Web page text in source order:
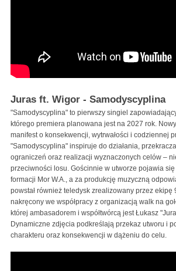
Juras ft. Wigor - Samodyscyplina
"Samodyscyplina" to pierwszy singiel
którego premiera planowana jest na 2027 rok.
manifest o konsekwencji, wytrwałości i codziennej
"Samodyscyplina" inspiruje do działania,
ograniczeń oraz realizacji wyznaczonych celów –
przeciwności losu. Gościnnie w utworze pojawia
formacji Mor W.A., a za produkcję muzyczną
powstał również teledysk zrealizowany przez ekipę
nakręcony we współpracy z organizacją walk na
której ambasadorem i współtwórcą jest Łukasz
Dynamiczne zdjęcia podkreślają przekaz utworu i
charakteru oraz konsekwencji w dążeniu do celu.